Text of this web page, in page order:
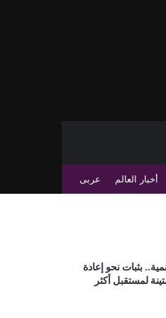
أخبار العالم عربى
بثبات نحو إعادة
لمستقبل أكثر